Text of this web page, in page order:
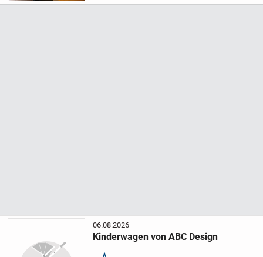
06.08.2026
Kinderwagen von ABC Design